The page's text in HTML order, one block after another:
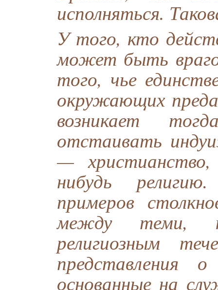
исполняться.
У того, кто
может быть
того, чье
окружающих
возникает
отстаивать
—
нибудь
примеров
между теми,
религиозным
представления
основанные на